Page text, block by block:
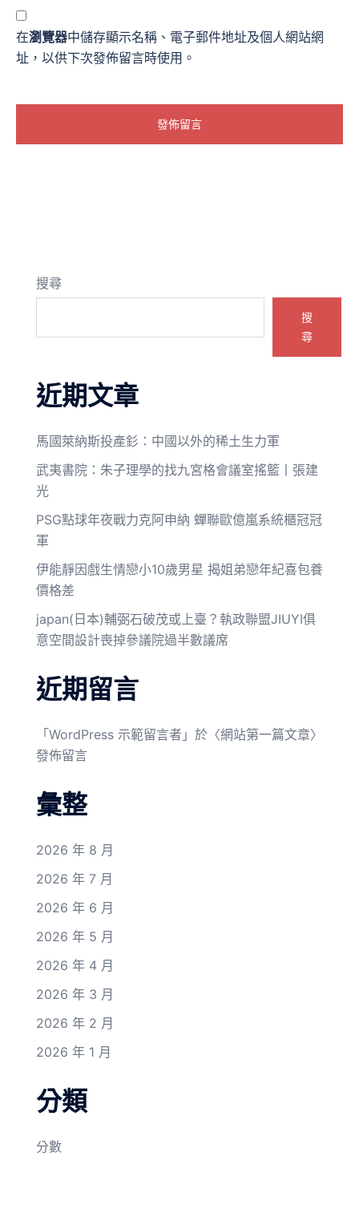
在瀏覽器中儲存顯示名稱、電子郵件地址及個人網站網
址，以供下次發佈留言時使用。
搜尋
搜
尋
近期文章
馬國萊納斯投產釤：中國以外的稀土生力軍
武夷書院：朱子理學的找九宮格會議室搖籃丨張建
光
PSG點球年夜戰力克阿申納 蟬聯歐億嵐系統櫃冠冠
軍
伊能靜因戲生情戀小10歲男星 揭姐弟戀年紀喜包養
價格差
japan(日本)輔弼石破茂或上臺？執政聯盟JIUYI俱
意空間設計喪掉參議院過半數議席
近期留言
「 WordPress 示範留言者 」於〈網站第一篇文章〉
發佈留言
彙整
2026 年 8 月
2026 年 7 月
2026 年 6 月
2026 年 5 月
2026 年 4 月
2026 年 3 月
2026 年 2 月
2026 年 1 月
分類
分數